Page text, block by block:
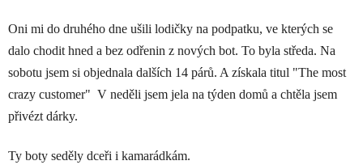
Oni mi do druhého dne ušili lodičky na podpatku, ve kterých se
dalo chodit hned a bez odřenin z nových bot. To byla středa. Na
sobotu jsem si objednala dalších 14 párů. A získala titul "The most
crazy customer" V neděli jsem jela na týden domů a chtěla jsem
přivézt dárky.
Ty boty seděly dceři i kamarádkám.